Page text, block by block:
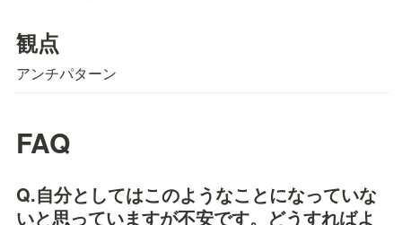
観点
アンチパターン
FAQ
Q.自分としてはこのようなことになっていな
いと思っていますが不安です。どうすればよ